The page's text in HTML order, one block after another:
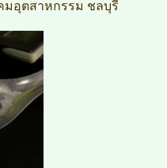
มอุตสาหกรรม ชลบุรี